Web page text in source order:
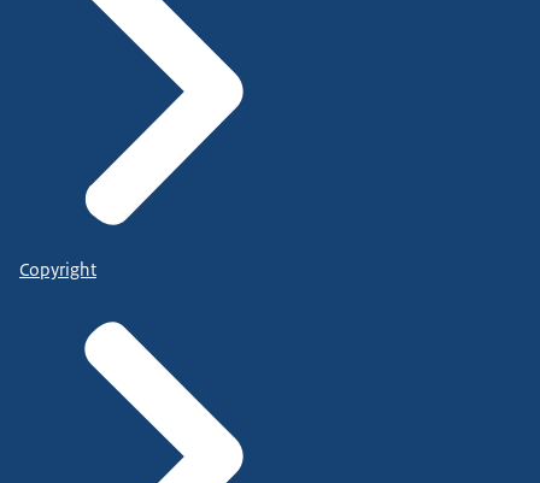
Copyright